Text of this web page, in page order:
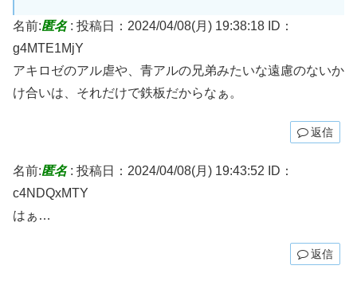
名前:匿名: 投稿日：2024/04/08(月) 19:38:18 ID：
g4MTE1MjY
アキロゼのアル虐や、青アルの兄弟みたいな遠慮のないか
け合いは、それだけで鉄板だからなぁ。
返信
名前:匿名: 投稿日：2024/04/08(月) 19:43:52
ID：
c4NDQxMTY
はぁ…
返信